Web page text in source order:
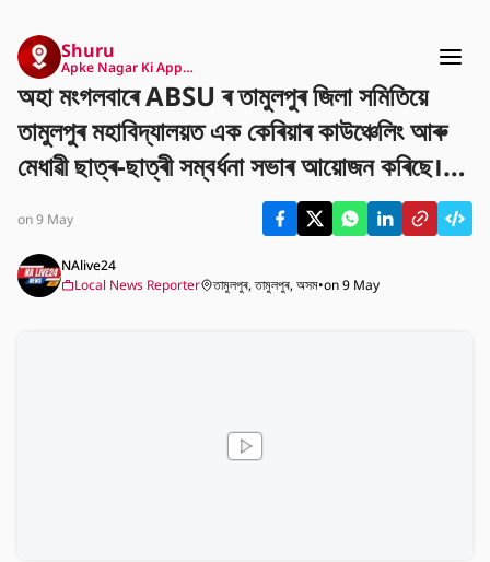
Shuru
Apke Nagar Ki App…
অহা মংগলবাৰে ABSU ৰ তামুলপুৰ জিলা সমিতিয়ে
তামুলপুৰ মহাবিদ্যালয়ত এক কেৰিয়াৰ কাউঞ্চেলিং আৰু
মেধাৱী ছাত্ৰ-ছাত্ৰী সম্বৰ্ধনা সভাৰ আয়োজন কৰিছে।
ইয়াৰ মূল উদ্দেশ্য হৈছে ছাত্ৰ-ছাত্ৰীসকলক উচ্চ শিক্ষা
আৰু ভৱিষ্যতৰ কেৰিয়াৰ সম্পৰ্কে সঠিক পথ প্ৰদৰ্শন কৰা।
এই সভাত বিভিন্ন ক্ষেত্ৰৰ বিশিষ্ট ব্যক্তি আৰু শিক্ষা
বিশেষজ্ঞসকলে অংশগ্ৰহণ কৰিব।
on 9 May
NAlive24
Local News Reporter
তামুলপুৰ, তামুলপুৰ, অসম•on 9 May